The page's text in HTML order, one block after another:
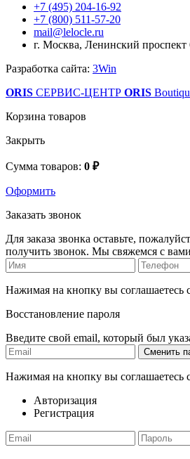
+7 (495) 204-16-92
+7 (800) 511-57-20
mail@lelocle.ru
г. Москва, Ленинский проспект
Разработка сайта: 3Win
ORIS СЕРВИС-ЦЕНТР ORIS
Корзина товаров
Закрыть
Сумма товаров: 0 ₽
Оформить
Заказать звонок
Для заказа звонка оставьте,
получить звонок. Мы свяжемся с
Нажимая на кнопку вы соглашаетесь
Восстановление пароля
Введите свой email, который был
Сменить
Нажимая на кнопку вы соглашаетесь
Авторизация
Регистрация